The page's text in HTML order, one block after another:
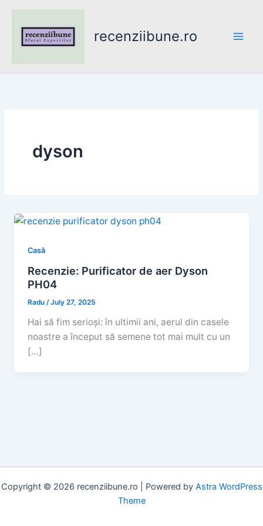
content
recenziibune.ro
dyson
Casă
Recenzie: Purificator de aer Dyson
PH04
Radu/July 27, 2025
Hai să fim serioși: în ultimii ani, aerul din casele
noastre a început să semene tot mai mult cu un
[…]
Copyright © 2026 recenziibune.ro | Powered by Astra WordPress
Theme